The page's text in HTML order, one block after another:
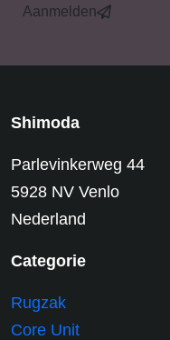
Aanmelden
Shimoda
Parlevinkerweg 44
5928 NV Venlo
Nederland
Categorie
Rugzak
Core Unit